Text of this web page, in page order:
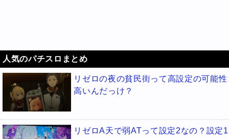
人気のパチスロまとめ
リゼロの夜の貧民街って高設定の可能性
高いんだっけ？
リゼロA天で弱ATって設定2なの？設定1